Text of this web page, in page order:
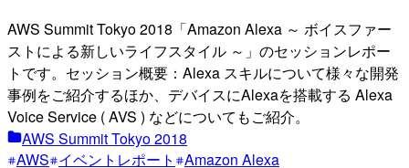
AWS Summit Tokyo 2018「Amazon Alexa ～ ボイスファー
ストによる新しいライフスタイル ～」のセッションレポー
トです。セッション概要：Alexa スキルについて様々な開発
事例をご紹介するほか、デバイスにAlexaを搭載する Alexa
Voice Service ( AVS ) などについてもご紹介。
AWS Summit Tokyo 2018
AWS イベントレポート
Amazon Alexa